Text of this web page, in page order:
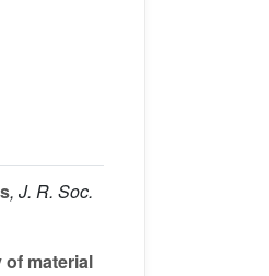
, J. R. Soc.
material